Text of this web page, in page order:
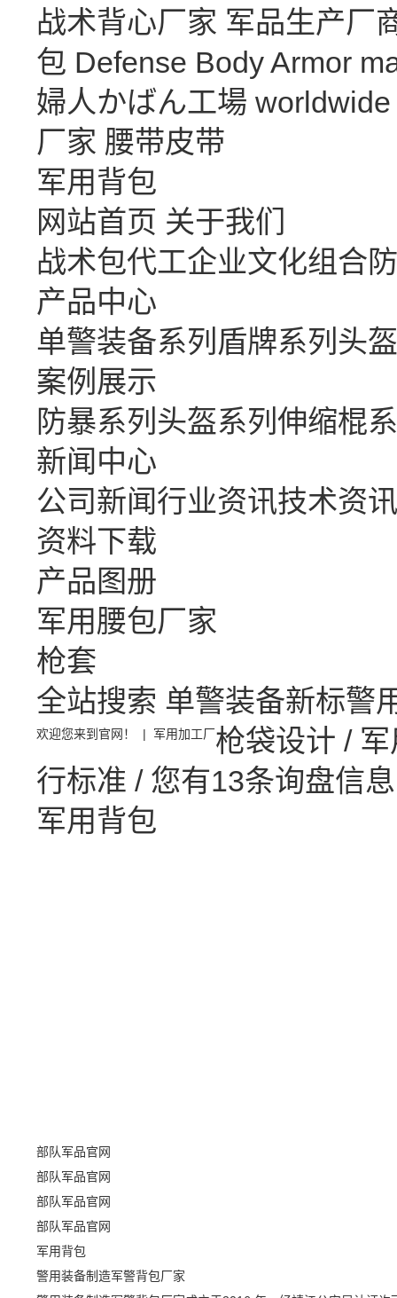
战术背心厂家 军品生产厂
包 Defense Body Armor
婦人かばん工場 worldwide
厂家 腰带皮带
军用背包
网站首页 关于我们
战术包代工企业文化组合
产品中心
单警装备系列 盾牌系列 头
案例展示
防暴系列 头盔系列 伸缩棍
新闻中心
公司新闻行业资讯技术资讯
资料下载
产品图册
军用腰包厂家
枪套
全站搜索 单警装备新标警
欢迎您来到官网！ | 军用加工厂枪袋设计 /
行标准 / 您有13条询盘信
军用背包
部队军品官网
部队军品官网
部队军品官网
部队军品官网
军用背包
警用装备制造军警背包厂家